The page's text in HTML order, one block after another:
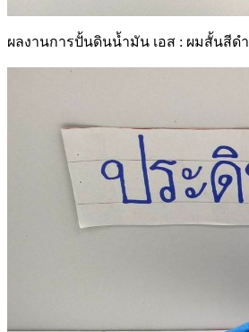
ผลงานการปั้นดินน้ำมัน เอส : ผมสั้นสีดำ